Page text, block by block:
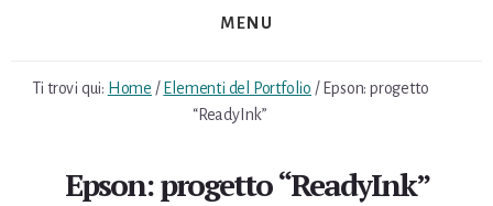
MENU
Ti trovi qui: Home / Elementi del Portfolio /Epson: progetto
“ReadyInk”
Epson: progetto “ReadyInk”